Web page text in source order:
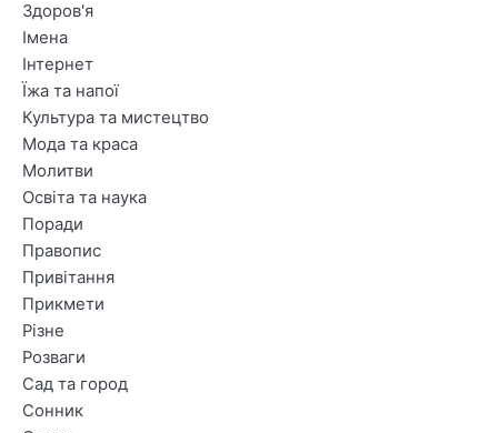
Здоров'я
Імена
Інтернет
Їжа та напої
Культура та мистецтво
Мода та краса
Молитви
Освіта та наука
Поради
Правопис
Привітання
Прикмети
Різне
Розваги
Сад та город
Сонник